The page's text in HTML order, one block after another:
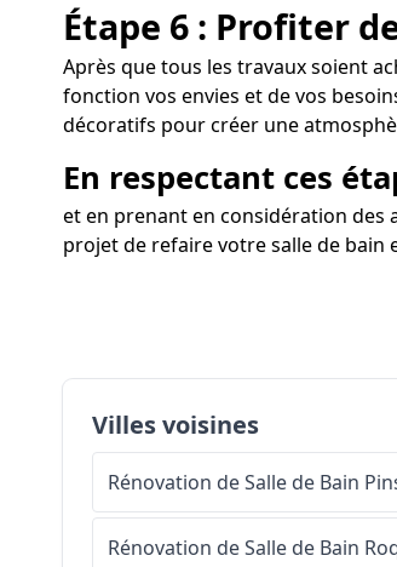
Étape 6 : Profiter
Après que tous les travaux soient
fonction vos envies et de vos
décoratifs pour créer une
En respectant ces
et en prenant en considération des
projet de refaire votre salle de bain
Villes voisines
Rénovation de Salle de Bain
Rénovation de Salle de Bain